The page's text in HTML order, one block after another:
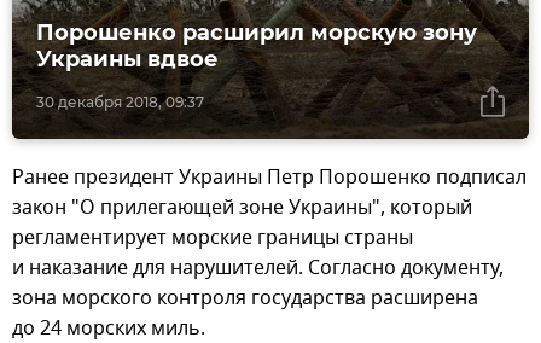
30 декабря 2018, 09:37
Порошенко расширил морскую зону
Украины вдвое
Ранее президент Украины Петр Порошенко подписал
закон "О прилегающей зоне Украины", который
регламентирует морские границы страны
и наказание для нарушителей. Согласно документу,
зона морского контроля государства расширена
до 24 морских миль.